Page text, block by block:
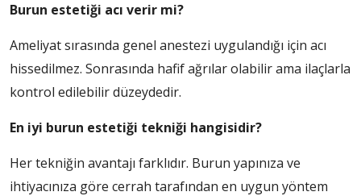
Burun estetiği acı verir mi?
Ameliyat sırasında genel anestezi uygulandığı için acı
hissedilmez. Sonrasında hafif ağrılar olabilir ama ilaçlarla
kontrol edilebilir düzeydedir.
En iyi burun estetiği tekniği hangisidir?
Her tekniğin avantajı farklıdır. Burun yapınıza ve
ihtiyacınıza göre cerrah tarafından en uygun yöntem